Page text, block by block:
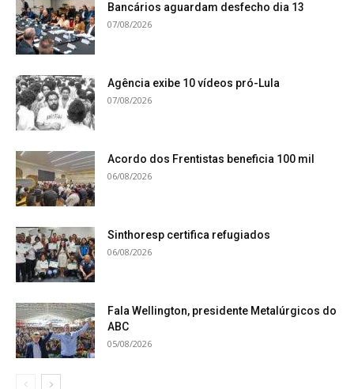
Bancários aguardam desfecho dia 13
07/08/2026
Agência exibe 10 vídeos pró-Lula
07/08/2026
Acordo dos Frentistas beneficia 100 mil
06/08/2026
Sinthoresp certifica refugiados
06/08/2026
Fala Wellington, presidente Metalúrgicos do
ABC
05/08/2026